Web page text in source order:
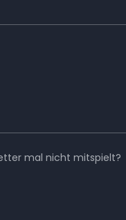
mal nicht mitspielt?